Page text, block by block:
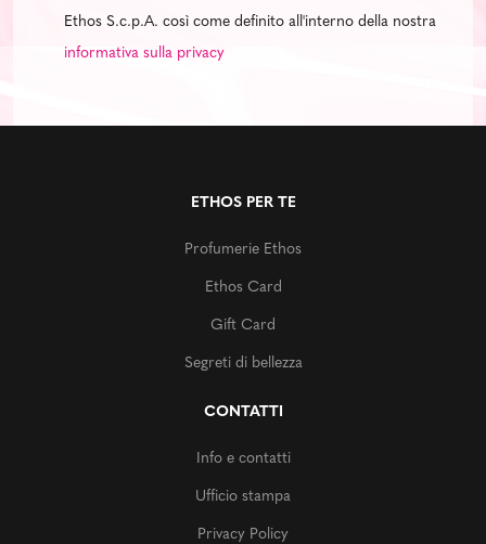
Ethos S.c.p.A. così come definito all'interno della nostra
informativa sulla privacy
ETHOS PER TE
Profumerie Ethos
Ethos Card
Gift Card
Segreti di bellezza
CONTATTI
Info e contatti
Ufficio stampa
Privacy Policy